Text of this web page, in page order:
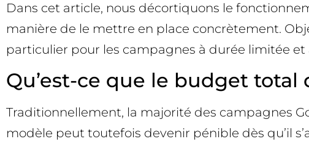
Dans cet article, nous décortiquons le
manière de le mettre en place concrètement.
particulier pour les campagnes à durée limitée
Qu’est-ce que le budget
Traditionnellement, la majorité des campagnes
modèle peut toutefois devenir pénible dès qu’il